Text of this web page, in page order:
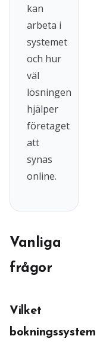
kan
arbeta i
systemet
och hur
väl
lösningen
hjälper
företaget
att
synas
online.
Vanliga
frågor
Vilket
bokningssystem